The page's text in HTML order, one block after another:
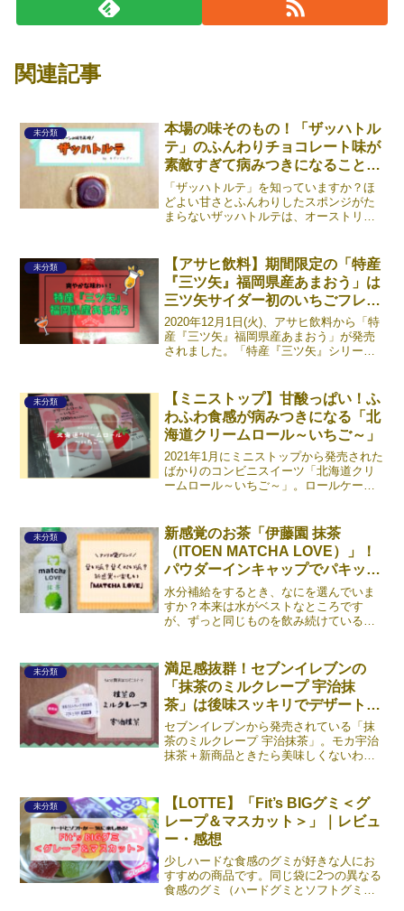
関連記事
未分類
本場の味そのもの！「ザッハトル
テ」のふんわりチョコレート味が
素敵すぎて病みつきになること間
違いなし！
「ザッハトルテ」を知っていますか？ほ
どよい甘さとふんわりしたスポンジがた
まらないザッハトルテは、オーストリア
んですが、コーティングとスポンジの間
にあんずジャムが薄く塗ら《続きを読
む》
未分類
【アサヒ飲料】期間限定の「特産
『三ツ矢』福岡県産あまおう」は
三ツ矢サイダー初のいちごフレー
バー
2020年12月1日(火)、アサヒ飲料から「特
産『三ツ矢』福岡県産あまおう」が発売
されました。「特産『三ツ矢』シリー
バー。口に含んだ瞬間、炭酸がシュワッ
と弾けます。《続きを読む》
未分類
【ミニストップ】甘酸っぱい！ふ
わふわ食感が病みつきになる「北
海道クリームロール～いちご～」
2021年1月にミニストップから発売された
ばかりのコンビニスイーツ「北海道クリ
ームロール～いちご～」。ロールケーキ
ん。ボリュームたっぷりの生クリームと
甘酸っぱいいちごの味《続きを読む》
未分類
新感覚のお茶「伊藤園 抹茶
（ITOEN MATCHA LOVE）」！
パウダーインキャップでパキッと
感を楽しもう
水分補給をするとき、なにを選んでいま
すか？本来は水がベストなところです
が、ずっと同じものを飲み続けていると
みませんか？モカでもお茶って水分補給
にはならないって言わない？《続きを読
む》
未分類
満足感抜群！セブンイレブンの
「抹茶のミルクレープ 宇治抹
茶」は後味スッキリでデザートに
最適
セブンイレブンから発売されている「抹
茶のミルクレープ 宇治抹茶」。モカ宇治
抹茶＋新商品ときたら美味しくないわけ
ました。本記事では、コンビニスイーツ
の「抹茶のミルクレープ《続きを読む》
未分類
【LOTTE】「Fit’s BIGグミ＜グ
レープ＆マスカット＞」｜レビュ
ー・感想
少しハードな食感のグミが好きな人にお
すすめの商品です。同じ袋に2つの異なる
食感のグミ（ハードグミとソフトグミ）